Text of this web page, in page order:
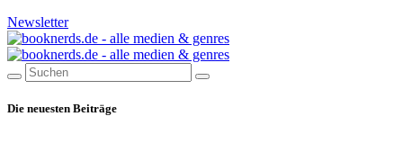
Newsletter
Die neuesten Beiträge